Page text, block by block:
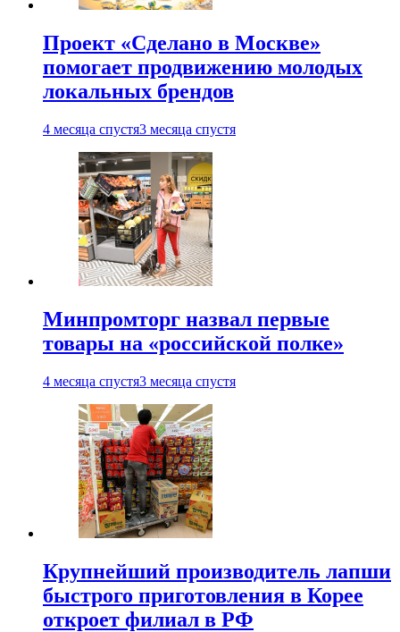
Проект «Сделано в Москве»
помогает продвижению молодых
локальных брендов
4 месяца спустя3 месяца спустя
Минпромторг назвал первые
товары на «российской полке»
4 месяца спустя3 месяца спустя
Крупнейший производитель лапши
быстрого приготовления в Корее
откроет филиал в РФ